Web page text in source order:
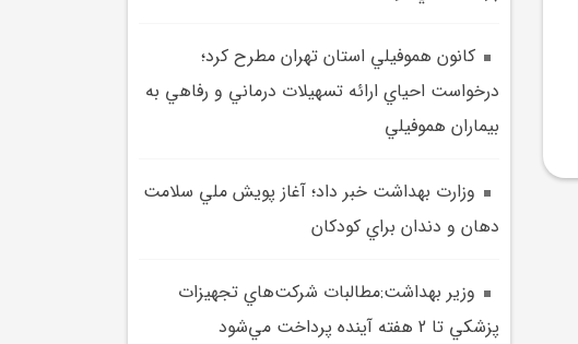
کانون هموفيلي استان تهران مطرح کرد؛
درخواست احياي ارائه تسهيلات درماني و رفاهي به
بيماران هموفيلي
وزارت بهداشت خبر داد؛ آغاز پويش ملي سلامت
دهان و دندان براي کودکان
وزير بهداشت:مطالبات شرکت‌هاي تجهيزات
پزشکي تا 2 هفته آينده پرداخت مي‌شود